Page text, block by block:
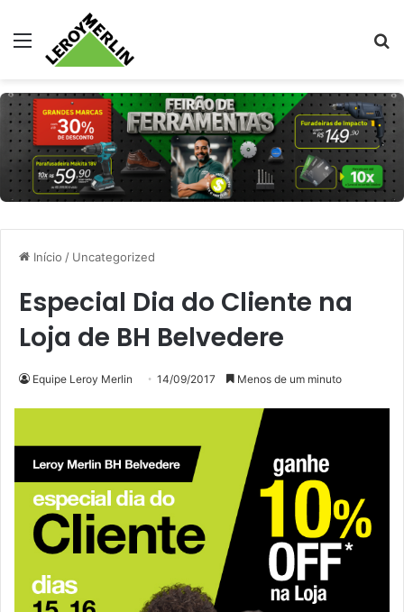
Menu
Início / Uncategorized
Especial Dia do Cliente na
Loja de BH Belvedere
Equipe Leroy Merlin 14/09/2017 Menos de um minuto